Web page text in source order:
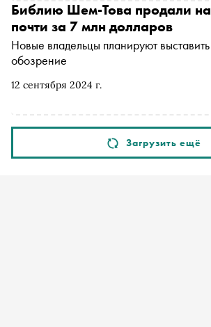
12 сентября 2024 г.
Библию Шем-Това продали
почти за 7 млн долларов
Новые владельцы планируют
обозрение
Загрузить ещё